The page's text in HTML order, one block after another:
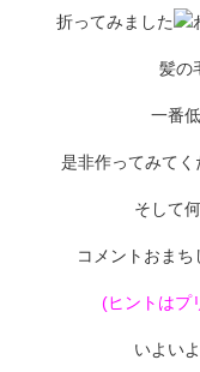
折ってみました
髪の
一番
是非作ってみてく
そして
コメントおまち
(ヒントはプ
いよい